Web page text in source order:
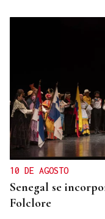
10 DE AGOSTO
Senegal se
Folclore